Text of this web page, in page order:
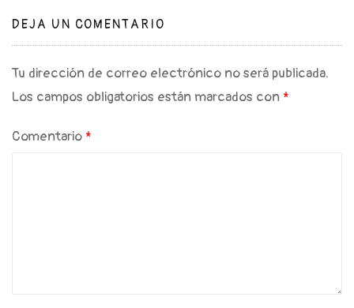
DEJA UN COMENTARIO
Tu dirección de correo electrónico no será publicada.
Los campos obligatorios están marcados con *
Comentario *